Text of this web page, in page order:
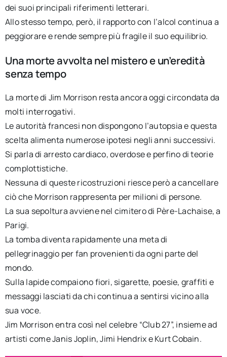
dei suoi principali riferimenti letterari.
Allo stesso tempo, però, il rapporto con l’alcol continua a
peggiorare e rende sempre più fragile il suo equilibrio.
Una morte avvolta nel mistero e un’eredità
senza tempo
La morte di Jim Morrison resta ancora oggi circondata da
molti interrogativi.
Le autorità francesi non dispongono l’autopsia e questa
scelta alimenta numerose ipotesi negli anni successivi.
Si parla di arresto cardiaco, overdose e perfino di teorie
complottistiche.
Nessuna di queste ricostruzioni riesce però a cancellare
ciò che Morrison rappresenta per milioni di persone.
La sua sepoltura avviene nel cimitero di Père-Lachaise, a
Parigi.
La tomba diventa rapidamente una meta di
pellegrinaggio per fan provenienti da ogni parte del
mondo.
Sulla lapide compaiono fiori, sigarette, poesie, graffiti e
messaggi lasciati da chi continua a sentirsi vicino alla
sua voce.
Jim Morrison entra così nel celebre “Club 27”, insieme ad
artisti come Janis Joplin, Jimi Hendrix e Kurt Cobain.